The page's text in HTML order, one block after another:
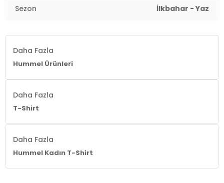
Sezon İlkbahar - Yaz
Daha Fazla
Hummel Ürünleri
Daha Fazla
T-Shirt
Daha Fazla
Hummel Kadın T-Shirt